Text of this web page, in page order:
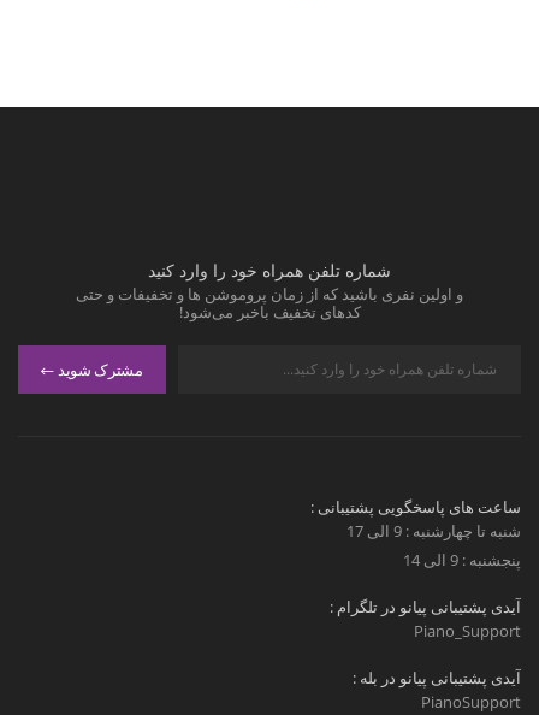
شماره تلفن همراه خود را وارد کنید
و اولین نفری باشید که از زمان پروموشن ها و تخفیفات و حتی
کدهای تخفیف باخبر می‌شود!
مشترک شوید
ساعت های پاسخگویی پشتیبانی :
شنبه تا چهارشنبه : 9 الی 17
پنجشنبه : 9 الی 14
آیدی پشتیبانی پیانو در تلگرام :
Piano_Support
آیدی پشتیبانی پیانو در بله :
PianoSupport